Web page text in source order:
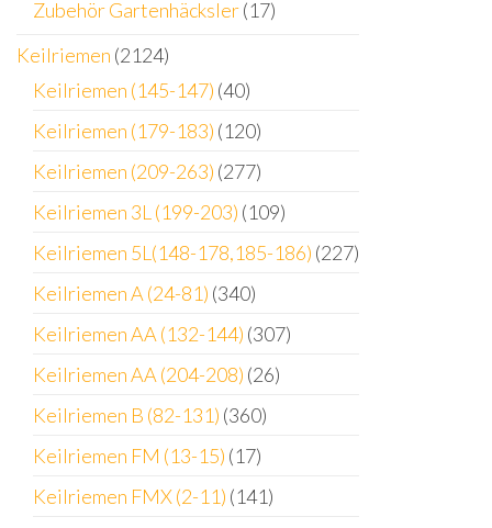
Zubehör Gartenhäcksler(17)
Keilriemen (2124)
Keilriemen (145-147) (40)
Keilriemen (179-183) (120)
Keilriemen (209-263) (277)
Keilriemen 3L (199-203) (109)
Keilriemen 5L(148-178,185-186) (227)
Keilriemen A (24-81) (340)
Keilriemen AA (132-144) (307)
Keilriemen AA (204-208) (26)
Keilriemen B (82-131) (360)
Keilriemen FM (13-15) (17)
Keilriemen FMX (2-11) (141)